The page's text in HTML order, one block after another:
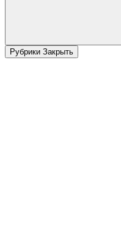
Рубрики Закрыть